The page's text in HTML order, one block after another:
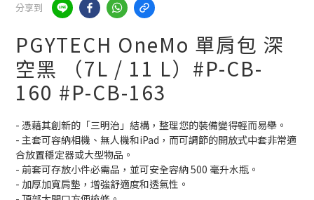
🔥 DJI OSMO POCKET 4P 口袋相機 \ 熱烈上市 / 🔥
分享到
PGYTECH OneMo 單肩包 深
空黑 （7L / 11 L）#P-CB-
160 #P-CB-163
- 憑藉其創新的「三明治」結構，整理您的裝備變得輕而易舉。
- 主套可容納相機、無人機和iPad，而可調節的開放式中套非常適
合放置穩定器或大型物品。
- 前套可存放小件必需品，並可安全容納 500 毫升水瓶。
- 加厚加寬肩墊，增強舒適度和透氣性。